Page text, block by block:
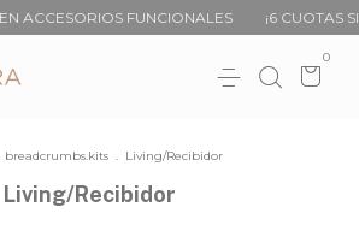
FUNCIONALES ¡6 CUOTAS SIN
0
breadcrumbs.kits . Living/Recibidor
Living/Recibidor